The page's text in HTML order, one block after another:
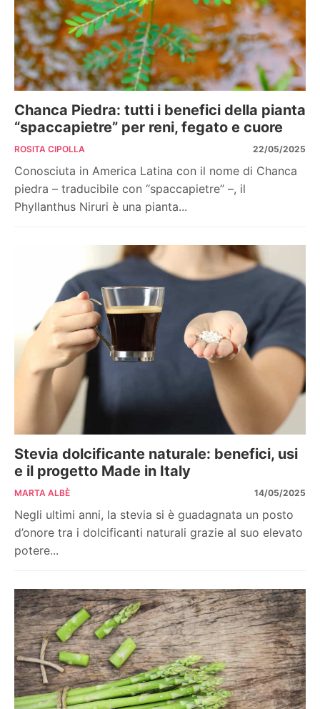
Chanca Piedra: tutti i benefici della pianta
“spaccapietre” per reni, fegato e cuore
ROSITA CIPOLLA 22/05/2025
Conosciuta in America Latina con il nome di Chanca
piedra – traducibile con “spaccapietre” –, il
Phyllanthus Niruri è una pianta...
Stevia dolcificante naturale: benefici, usi
e il progetto Made in Italy
MARTA ALBÈ 14/05/2025
Negli ultimi anni, la stevia si è guadagnata un posto
d’onore tra i dolcificanti naturali grazie al suo elevato
potere...